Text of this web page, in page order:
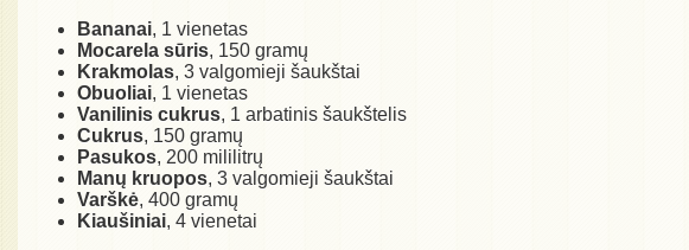
Bananai, 1 vienetas
Mocarela sūris, 150 gramų
Krakmolas, 3 valgomieji šaukštai
Obuoliai, 1 vienetas
Vanilinis cukrus, 1 arbatinis šaukštelis
Cukrus, 150 gramų
Pasukos, 200 mililitrų
Manų kruopos, 3 valgomieji šaukštai
Varškė, 400 gramų
Kiaušiniai, 4 vienetai